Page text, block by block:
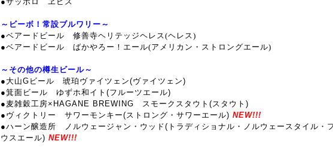
～ビーボ！常設ブルワリー～
●ベアードビール 修善寺ヘリテッジヘレス(ヘレス)
●ベアードビール ばかやろー！エール(アメリカン・ストロングエール)
～その他の樽生ビール～
●大山Gビール 琥珀ヴァイツェン(ヴァイツェン)
●箕面ビール ゆずホ和イト(フルーツエール)
●麦雑穀工房×HAGANE BREWING スモークスタウト(スタウト)
●ヴィクトリー サワーモンキー(ストロング・サワーエール) NEW!!!
●ハーン醸造所 ノルウェージャン・ウッド(トラディショナル・ノルウェースタイル・
ウスエール) NEW!!!